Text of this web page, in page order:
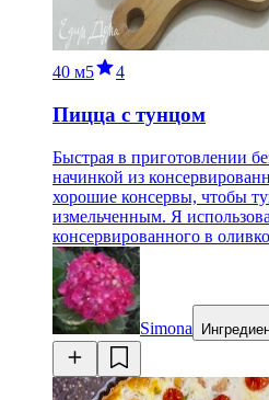
40 м5 4
Пицца с тунцом
Быстрая в приготовлении
начинкой из
хорошие консервы, чтобы
измельченным. Я
консервированного в
Simona